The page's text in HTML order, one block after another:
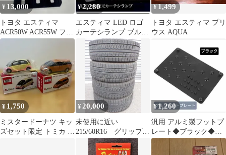
¥ 13,000
トヨタ エスティマ
ACR50W ACR55W フロ
アマット9点セット ブ
¥2,280
エスティマ LED ロゴ
カーテシランプ ブルー
ESTIMA トヨタ
¥1,499
トヨタ エスティマ プリ
ウス AQUA
¥ 1,750
ミスタードーナツ キッ
ズセット限定 トミカ 2
¥ 20,000
未使用に近い
215/60R16 グリップマ
ックス グリップアイ
スX 2025年製 ４
¥1,260
汎用 アルミ製フットプ
レート◆ブラック◆ヒ
ールパッド◆フロアマ
ット滑り止め